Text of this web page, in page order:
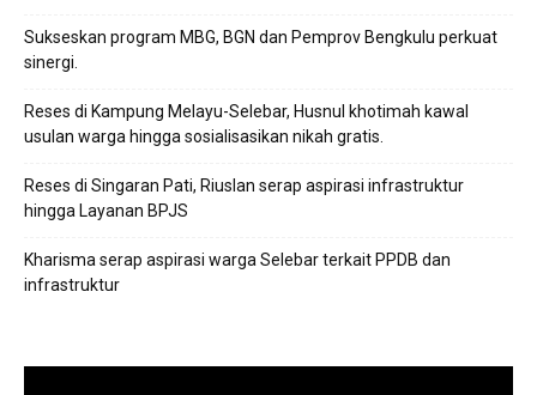
Sukseskan program MBG, BGN dan Pemprov Bengkulu perkuat
sinergi.
Reses di Kampung Melayu-Selebar, Husnul khotimah kawal
usulan warga hingga sosialisasikan nikah gratis.
Reses di Singaran Pati, Riuslan serap aspirasi infrastruktur
hingga Layanan BPJS
Kharisma serap aspirasi warga Selebar terkait PPDB dan
infrastruktur